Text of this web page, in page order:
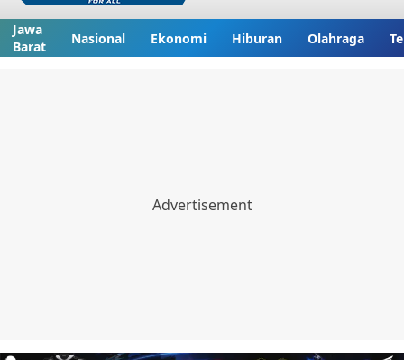
Jawa
Barat
Nasional Ekonomi Hiburan Olahraga